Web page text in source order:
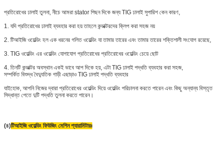
প্রতিরোধের ঢালাই তুলনা, নীচে আমরা stator পিছন দিকে জন্য TIG ঢালাই সুপারিশ কেন কারণ,
1. যদি প্রতিরোধের ঢালাই ব্যবহার করা হয় তাহলে কন্ডাক্টরদের ক্লিপ করা সহজ নয়
2. টিআইজি ওয়েল্ডিং হল এক ধরনের গলিত ওয়েল্ডিং যা তামার তারের এবং তামার তারের শক্তিশালী সংযোগ রয়েছে,
3. TIG ওয়েল্ডিং এর ওয়েল্ডিং যোগাযোগ প্রতিরোধের প্রতিরোধের ওয়েল্ডিং চেয়ে ছোট
4. তিনটি কন্ডাক্টর অবস্থান একই ভাবে আপ দিকে হয়, এটা TIG ঢালাই পদ্ধতি ব্যবহার করা সহজ,
সম্পর্কিত বিশুদ্ধ বৈদ্যুতিক গাড়ী এছাড়াও TIG ঢালাই পদ্ধতি ব্যবহার
যাইহোক, আপনি নিজের দ্বারা প্রতিরোধের ওয়েল্ডিং দিয়ে ওয়েল্ডিং পরিচালনা করতে পারেন এবং কিছু অন্যান্য বিস্তৃত
সিদ্ধান্ত পেতে দুটি পদ্ধতি তুলনা করতে পারেন।
(৪)টিআইজি ওয়েল্ডিং ফিউজিং মেশিন প্যারামিটারঃ